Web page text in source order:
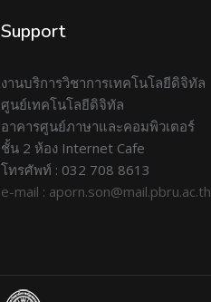
Support
งานบริการวิชาการเทคโนโลยีดิจิทัล
ศูนย์เทคโนโลยีดิจิทัล
อาคารศูนย์ภาษาและคอมพิวเตอร์
ชั้น 2 ห้อง Internet Cafe
โทรศัพท์ : 032 708 8613
e-mail : aporn.son@mail.pbru.ac.th